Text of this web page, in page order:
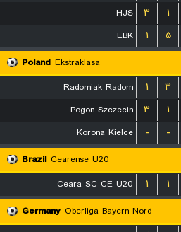
HJS
۳ ۱
EBK
۱ ۵
Poland Ekstraklasa
Radomiak Radom
۱ ۳
Pogon Szczecin
۳ ۱
Korona Kielce
- -
Brazil Cearense U20
Ceara SC CE U20
۱ ۱
Germany Oberliga Bayern Nord